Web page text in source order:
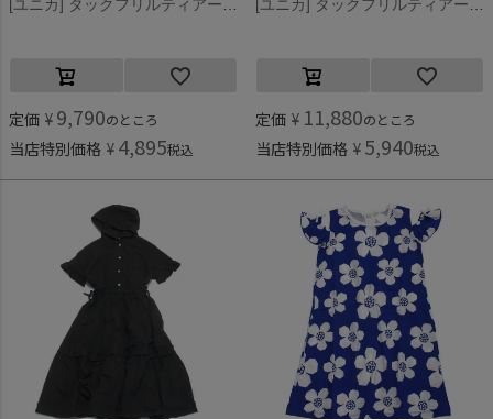
定価 ¥ 9,790のところ
当店特別価格 ¥ 4,895税込
定価 ¥ 11,880のところ
当店特別価格 ¥ 5,940税込